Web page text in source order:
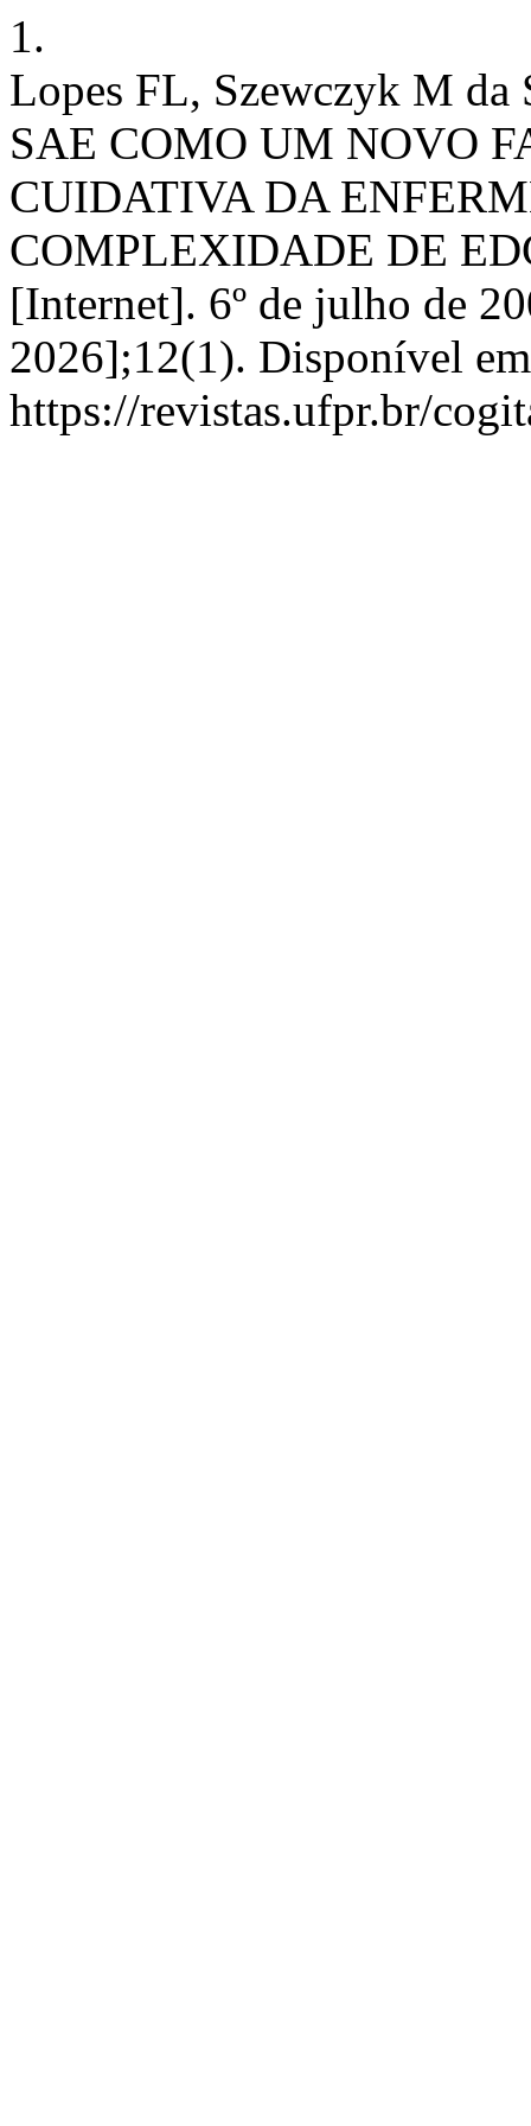
1.
Lopes FL, Szewczyk M da
SAE COMO UM NOVO
CUIDATIVA DA
COMPLEXIDADE DE
[Internet]. 6º de julho de
2026];12(1). Disponível
https://revistas.ufpr.br/